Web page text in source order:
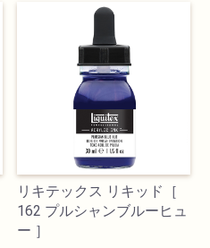
リキテックス リキッド［
162 プルシャンブルーヒュ
ー ］